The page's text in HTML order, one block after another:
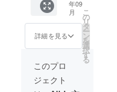
様は変
更され
る場合
があり
消費税
す
グ、オ
リジナ
ルス
テッ
カー、
手書き
お礼
メッ
セー
年09
月
詳細を見る
こ
の
リ
タ
ー
ン
を
選
択
す
る
このプロ
ジェクト